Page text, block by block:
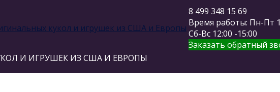
8 499 348 15 69
Время работы: Пн-Пт
Сб-Вс 12:00 -15:00
Заказать обратный
И ИГРУШЕК ИЗ США И ЕВРОПЫ